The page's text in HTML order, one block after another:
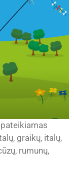
graikų, italų,
rumunų,